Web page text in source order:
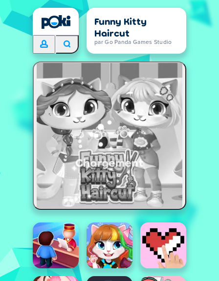
Funny Kitty
Haircut
par Go Panda Games Studio
Chargement